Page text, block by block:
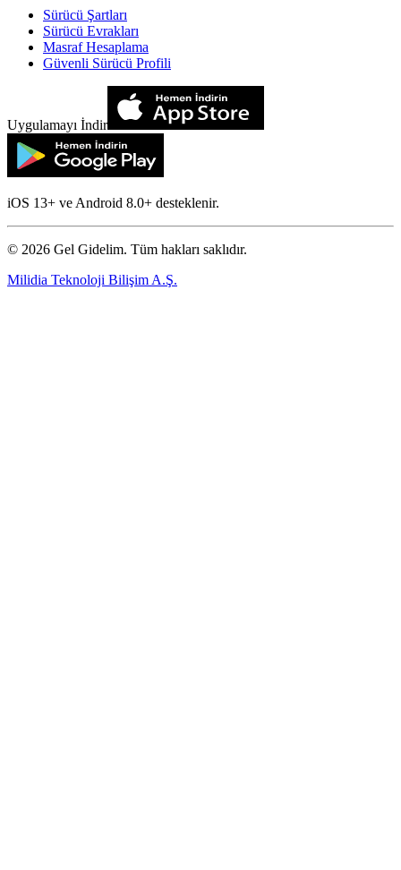
Sürücü Şartları
Sürücü Evrakları
Masraf Hesaplama
Güvenli Sürücü Profili
Uygulamayı İndir
iOS 13+ ve Android 8.0+ desteklenir.
© 2026 Gel Gidelim. Tüm hakları saklıdır.
Milidia Teknoloji Bilişim A.Ş.